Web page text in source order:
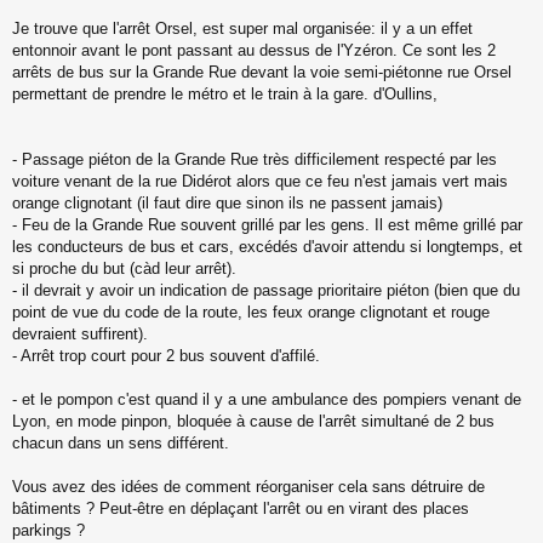
s
g
e
n
l
Je trouve que l'arrêt Orsel, est super mal organisée: il y a un effet
entonnoir avant le pont passant au dessus de l'Yzéron. Ce sont les 2
arrêts de bus sur la Grande Rue devant la voie semi-piétonne rue Orsel
permettant de prendre le métro et le train à la gare. d'Oullins,
- Passage piéton de la Grande Rue très difficilement respecté par les
voiture venant de la rue Didérot alors que ce feu n'est jamais vert mais
orange clignotant (il faut dire que sinon ils ne passent jamais)
- Feu de la Grande Rue souvent grillé par les gens. Il est même grillé par
les conducteurs de bus et cars, excédés d'avoir attendu si longtemps, et
si proche du but (càd leur arrêt).
- il devrait y avoir un indication de passage prioritaire piéton (bien que du
point de vue du code de la route, les feux orange clignotant et rouge
devraient suffirent).
- Arrêt trop court pour 2 bus souvent d'affilé.
- et le pompon c'est quand il y a une ambulance des pompiers venant de
Lyon, en mode pinpon, bloquée à cause de l'arrêt simultané de 2 bus
chacun dans un sens différent.
Vous avez des idées de comment réorganiser cela sans détruire de
bâtiments ? Peut-être en déplaçant l'arrêt ou en virant des places
parkings ?